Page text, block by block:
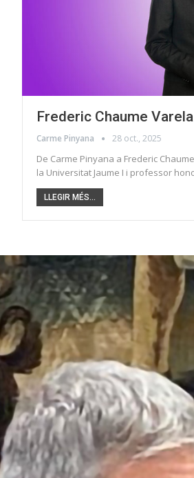
Frederic Chaume Varela
Carme Pinyana 28 oct., 2025
De Carme Pinyana a Frederic
la Universitat Jaume I i professor
LLEGIR MÉS...